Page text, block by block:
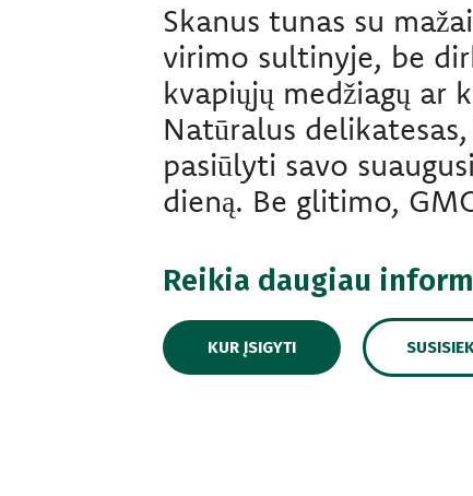
Skanus tunas su
virimo sultinyje, be
kvapiųjų medžiagų ar
Natūralus
pasiūlyti savo
dieną. Be glitimo,
Reikia daugiau
KUR ĮSIGYTI